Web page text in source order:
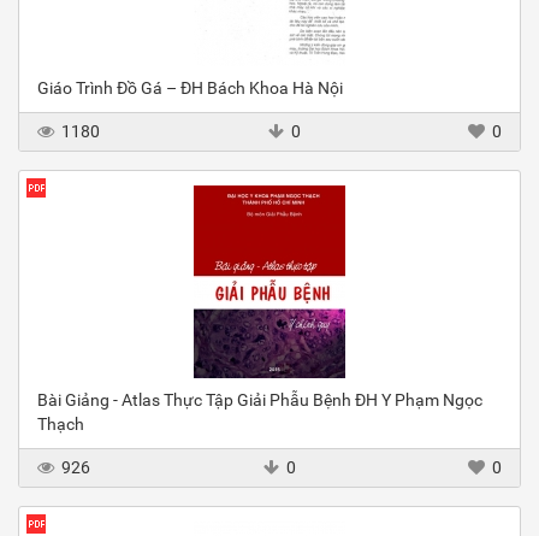
Giáo Trình Đồ Gá – ĐH Bách Khoa Hà Nội
1180 0 0
Bài Giảng - Atlas Thực Tập Giải Phẫu Bệnh ĐH Y Phạm Ngọc
Thạch
926 0 0